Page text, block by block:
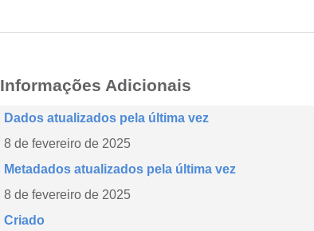
Informações Adicionais
Dados atualizados pela última vez
8 de fevereiro de 2025
Metadados atualizados pela última vez
8 de fevereiro de 2025
Criado